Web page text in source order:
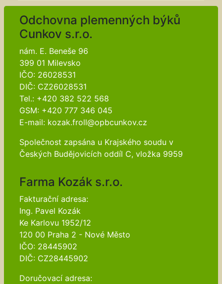
Odchovna plemenných býků
Cunkov s.r.o.
nám. E. Beneše 96
399 01 Milevsko
IČO: 26028531
DIČ: CZ26028531
Tel.: +420 382 522 568
GSM: +420 777 346 045
E-mail: kozak.froll@opbcunkov.cz
Společnost zapsána u Krajského soudu v
Českých Budějovicích oddíl C, vložka 9959
Farma Kozák s.r.o.
Fakturační adresa:
Ing. Pavel Kozák
Ke Karlovu 1952/12
120 00 Praha 2 - Nové Město
IČO: 28445902
DIČ: CZ28445902
Doručovací adresa: